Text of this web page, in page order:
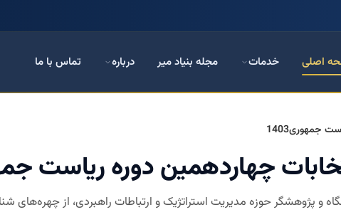
اصلی خدمات مجله بنیاد میر درباره تماس با ما
جمهوری1403
چهاردهمین دوره ریاست
و پژوهشگر حوزه مدیریت استراتژیک و ارتباطات راهبردی، از